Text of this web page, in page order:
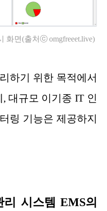
화면(출처ⓒ omgfreeet.live)
하기 위한 목적에서
대규모 이기종 IT 인
링 기능은 제공하지
시스템 EMS의